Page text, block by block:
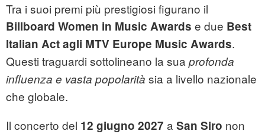
Tra i suoi premi più prestigiosi figurano il
Billboard Women in Music Awards e due Best
Italian Act agli MTV Europe Music Awards.
Questi traguardi sottolineano la sua profonda
influenza e vasta popolarità sia a livello nazionale
che globale.
Il concerto del 12 giugno 2027 a San Siro non